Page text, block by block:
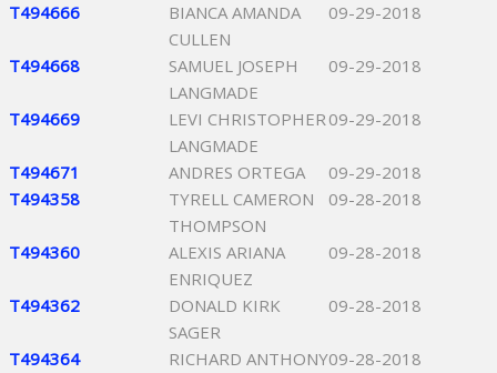
T494666
BIANCA AMANDA
CULLEN
09-29-2018
T494668
SAMUEL JOSEPH
LANGMADE
09-29-2018
T494669
LEVI CHRISTOPHER
LANGMADE
09-29-2018
T494671 ANDRES ORTEGA
09-29-2018
T494358
TYRELL CAMERON
THOMPSON
09-28-2018
T494360
ALEXIS ARIANA
ENRIQUEZ
09-28-2018
T494362
DONALD KIRK
SAGER
09-28-2018
T494364
RICHARD ANTHONY09-28-2018